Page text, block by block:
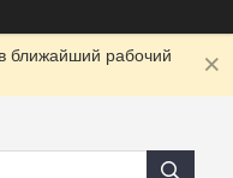
ближайший рабочий